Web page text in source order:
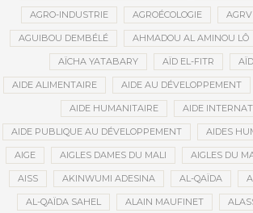
AGRO-INDUSTRIE AGROÉCOLOGIE AGRV
AGUIBOU DEMBÉLÉ AHMADOU AL AMINOU LÔ
AÏCHA YATABARY AÏD EL-FITR
AIDE ALIMENTAIRE AIDE AU DÉVELOPPEMENT
AIDE HUMANITAIRE AIDE
AIDE PUBLIQUE AU DÉVELOPPEMENT AIDES
AIGE AIGLES DAMES DU MALI AIGLES DU
AISS AKINWUMI ADESINA AL-QAÏDA
AL-QAÏDA SAHEL ALAIN MAUFINET